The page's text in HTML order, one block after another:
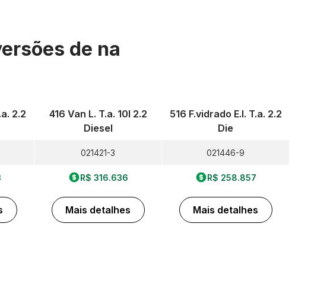
de na
2.2
416 Van L. T.a. 10l 2.2
Diesel
021421-3
R$ 316.636
Mais detalhes
516 F.vidrado E.l. T.a. 2.2
Die
021446-9
R$ 258.857
Mais detalhes